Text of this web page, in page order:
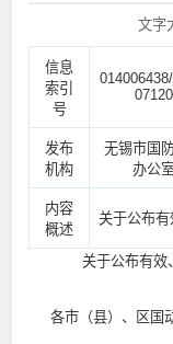
文字
信息
索引
号
07120
发布
机构
无锡市国
办公
内容
概述
关于公布
关于公布有效
各市（县）、区国